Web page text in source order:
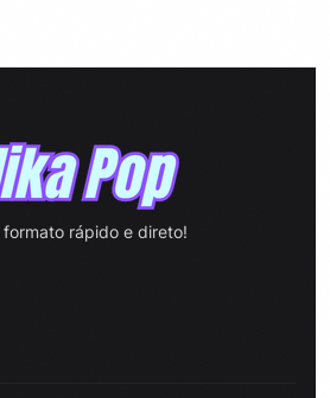
rápido e direto!